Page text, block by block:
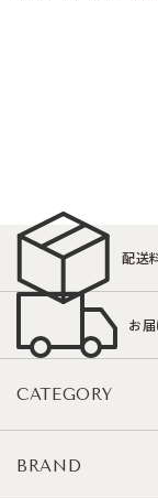
配送
お
CATEGORY
BRAND